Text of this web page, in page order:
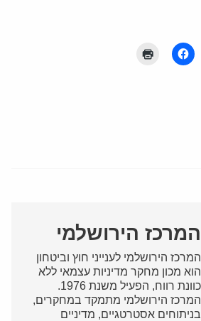
המרכז הירושלמי
המרכז הירושלמי לענייני חוץ וביטחון
הוא מכון מחקר מדיניות עצמאי ללא
כוונת רווח, הפעיל משנת 1976.
המרכז הירושלמי מתמקד במחקרים,
בניתוחים אסטרטגיים, מדיניים